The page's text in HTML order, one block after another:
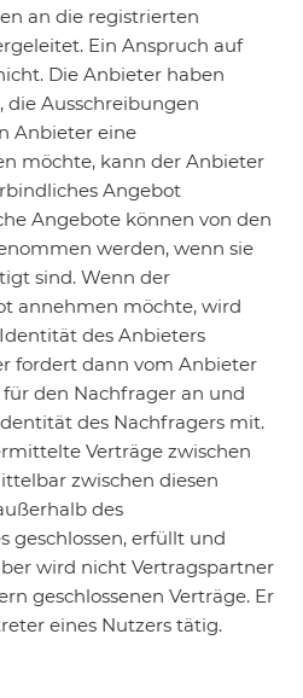
an die registrierten
Ein Anspruch auf
Die Anbieter haben
die Ausschreibungen
Anbieter eine
möchte, kann der Anbieter
Angebot
Angebote können von den
werden, wenn sie
sind. Wenn der
annehmen möchte, wird
des Anbieters
fordert dann vom Anbieter
den Nachfrager an und
des Nachfragers mit.
Verträge zwischen
zwischen diesen
des
geschlossen, erfüllt und
wird nicht Vertragspartner
geschlossenen Verträge. Er
eines Nutzers tätig.